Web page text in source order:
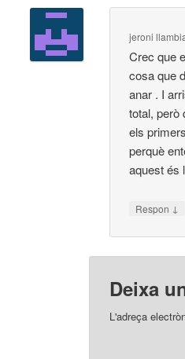
jeroni
Crec que
cosa que
anar . I
total, però
els
perquè
aquest és
Respon ↓
Deixa
L'adreça